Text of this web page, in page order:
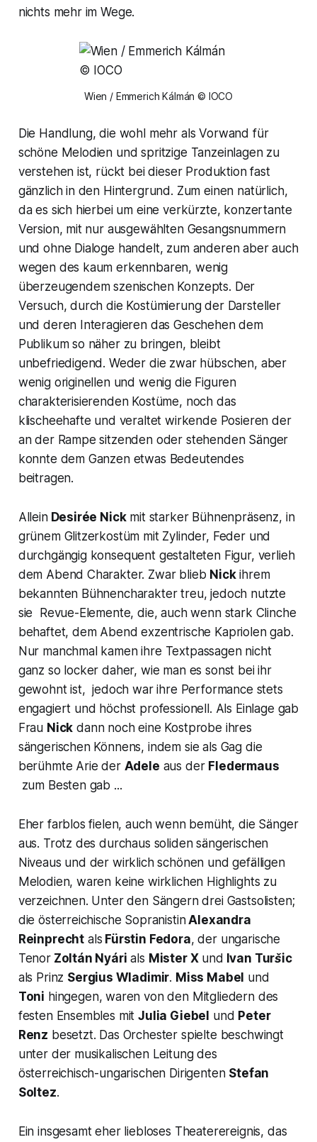
nichts mehr im Wege.
Wien / Emmerich Kálmán © IOCO
Die Handlung, die wohl mehr als Vorwand für
schöne Melodien und spritzige Tanzeinlagen zu
verstehen ist, rückt bei dieser Produktion fast
gänzlich in den Hintergrund. Zum einen natürlich,
da es sich hierbei um eine verkürzte, konzertante
Version, mit nur ausgewählten Gesangsnummern
und ohne Dialoge handelt, zum anderen aber auch
wegen des kaum erkennbaren, wenig
überzeugendem szenischen Konzepts. Der
Versuch, durch die Kostümierung der Darsteller
und deren Interagieren das Geschehen dem
Publikum so näher zu bringen, bleibt
unbefriedigend. Weder die zwar hübschen, aber
wenig originellen und wenig die Figuren
charakterisierenden Kostüme, noch das
klischeehafte und veraltet wirkende Posieren der
an der Rampe sitzenden oder stehenden Sänger
konnte dem Ganzen etwas Bedeutendes
beitragen.
AlleinDesirée Nickmit starker Bühnenpräsenz, in
grünem Glitzerkostüm mit Zylinder, Feder und
durchgängig konsequent gestalteten Figur, verlieh
dem Abend Charakter. Zwar blieb Nickihrem
bekannten Bühnencharakter treu, jedoch nutzte
sie Revue-Elemente, die, auch wenn stark Clinche
behaftet, dem Abend exzentrische Kapriolen gab.
Nur manchmal kamen ihre Textpassagen nicht
ganz so locker daher, wie man es sonst bei ihr
gewohnt ist, jedoch war ihre Performance stets
engagiert und höchst professionell. Als Einlage gab
Frau Nick dann noch eine Kostprobe ihres
sängerischen Könnens, indem sie als Gag die
berühmte Arie der Adele aus der Fledermaus
zum Besten gab ...
Eher farblos fielen, auch wenn bemüht, die Sänger
aus. Trotz des durchaus soliden sängerischen
Niveaus und der wirklich schönen und gefälligen
Melodien, waren keine wirklichen Highlights zu
verzeichnen. Unter den Sängern drei Gastsolisten;
die österreichische SopranistinAlexandra
Reinprecht als Fürstin Fedora, der ungarische
TenorZoltán Nyári als Mister X und Ivan Turšic
als Prinz Sergius Wladimir. Miss Mabel und
Toni hingegen, waren von den Mitgliedern des
festen Ensembles mitJulia Giebel und Peter
Renz besetzt. Das Orchester spielte beschwingt
unter der musikalischen Leitung des
österreichisch-ungarischen Dirigenten Stefan
Soltez.
Ein insgesamt eher liebloses Theaterereignis, das